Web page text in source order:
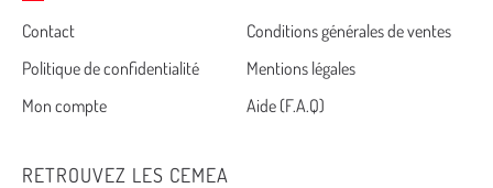
Cemea
footer
Contact
Conditions générales de ventes
Politique de confidentialité
Mentions légales
Mon compte
Aide (F.A.Q)
RETROUVEZ LES CEMEA